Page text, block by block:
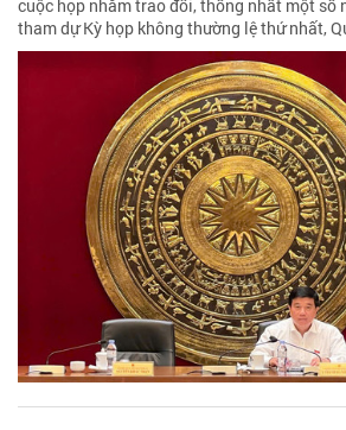
cuộc họp nhằm trao đổi, thống nhất một số
tham dự Kỳ họp không thường lệ thứ nhất,